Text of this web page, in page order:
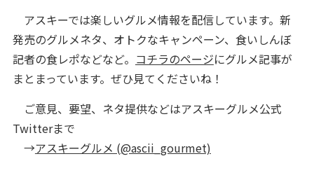
アスキーでは楽しいグルメ情報を配信しています。新
発売のグルメネタ、オトクなキャンペーン、食いしんぼ
記者の食レポなどなど。 コチラのページにグルメ記事が
まとまっています。ぜひ見てくださいね！
ご意見、要望、ネタ提供などはアスキーグルメ公式
Twitterまで
→アスキーグルメ (@ascii_gourmet)